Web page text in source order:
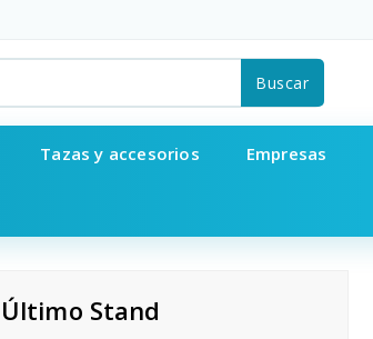
Buscar
Tazas y accesorios Empresas
Stand